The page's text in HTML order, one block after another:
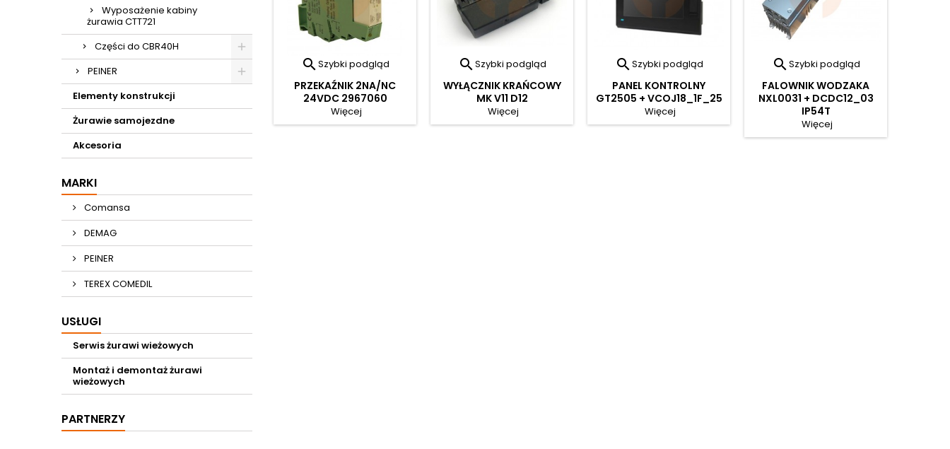
Wyposażenie kabiny
żurawia CTT721
Części do CBR40H
PEINER
Elementy konstrukcji
Żurawie samojezdne
Akcesoria
MARKI
Comansa
DEMAG
PEINER
TEREX COMEDIL
USŁUGI
Serwis żurawi wieżowych
Montaż i demontaż żurawi
wieżowych
PARTNERZY
Szybki podgląd
PRZEKAŹNIK 2NA/NC
24VDC 2967060
Więcej
Szybki podgląd
WYŁĄCZNIK KRAŃCOWY
MK V11 D12
Więcej
Szybki podgląd
PANEL KONTROLNY
GT2505 + VCOJ18_1F_25
Więcej
Szybki podgląd
FALOWNIK WODZAKA
NXL0031 + DCDC12_03
IP54T
Więcej